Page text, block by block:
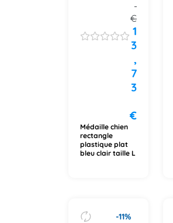
€
1
3
,
7
3
€
Médaille chien
rectangle
plastique plat
bleu clair taille L
-11%